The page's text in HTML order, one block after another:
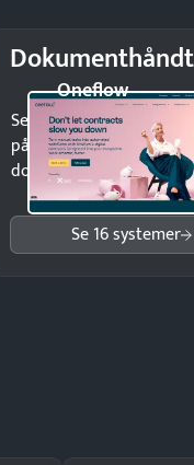
Oneflow
Send kontrakter til
på minutter og mist
dokumenter.
Se 16 systemer